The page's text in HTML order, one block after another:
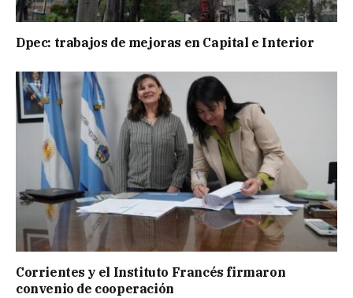
Dpec: trabajos de mejoras en Capital e Interior
Corrientes y el Instituto Francés firmaron
convenio de cooperación